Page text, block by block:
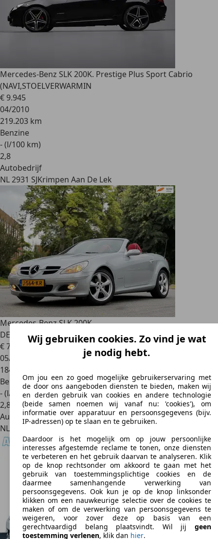
Mercedes-Benz SLK 200K. Prestige Plus Sport Cabrio
(NAVI,STOELVERWARMIN
€ 9.945
04/2010
219.203 km
Benzine
- (l/100 km)
2,8
Autobedrijf
NL 2931 SJKrimpen Aan De Lek
Mercedes-Benz SLK 200K.
€ 7.350
05/2005
184.899 km
Benzine
- (l/100 km)
2,8
Autobedrijf
NL 3812 RJ
Amersfoort
Wij gebruiken cookies. Zo vind je wat
je nodig hebt.
Om jou een zo goed mogelijke gebruikerservaring met
de door ons aangeboden diensten te bieden, maken wij
en derden gebruik van cookies en andere technologie
(beide samen noemen wij vanaf nu: 'cookies'), om
informatie over apparatuur en persoonsgegevens (bijv.
IP-adressen) op te slaan en te gebruiken.
Daardoor is het mogelijk om op jouw persoonlijke
interesses afgestemde reclame te tonen, onze diensten
te verbeteren en het gebruik daarvan te analyseren. Klik
op de knop rechtsonder om akkoord te gaan met het
gebruik van toestemmingsplichtige cookies en de
daarmee samenhangende verwerking van
persoonsgegevens. Ook kun je op de knop linksonder
klikken om een nauwkeurige selectie over de cookies te
maken of om de verwerking van persoonsgegevens te
weigeren, voor zover deze op basis van een
gerechtvaardigd belang plaatsvindt. Wil jij geen
toestemming verlenen, klik dan hier.